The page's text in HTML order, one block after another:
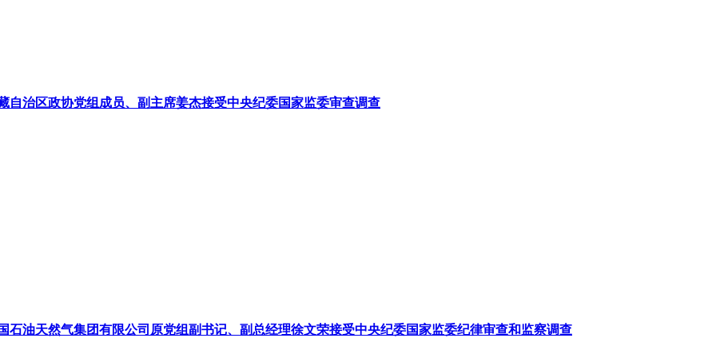
自治区政协党组成员、副主席姜杰接受中央纪委国家监委审查调查
石油天然气集团有限公司原党组副书记、副总经理徐文荣接受中央纪委国家监委纪律审查和监察调查